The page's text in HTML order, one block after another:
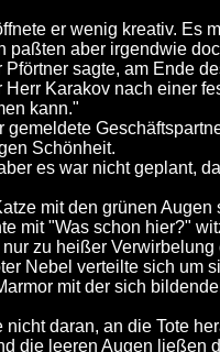
er wenig kreativ. Es
paßten aber irgendwie
sagte, am Ende
Karakov nach einer
kann."
Schönheit.
es war nicht geplant,
mit den grünen
mit "Was schon hier?"
zu heißer
Nebel verteilte sich um
mit der sich
daran, an die Tote
die leeren Augen ließen